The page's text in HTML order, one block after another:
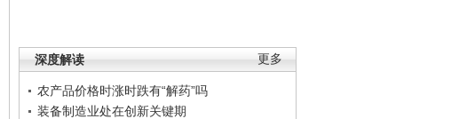
更多
深度解读
农产品价格时涨时跌有“解药”吗
装备制造业处在创新关键期